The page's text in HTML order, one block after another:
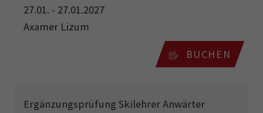
27.01. - 27.01.2027
Axamer Lizum
BUCHEN
Ergänzungsprüfung Skilehrer Anwärter